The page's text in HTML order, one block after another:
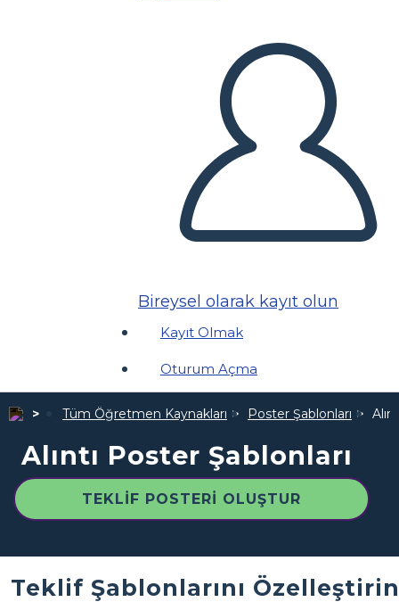
Bireysel olarak kayıt olun
Kayıt Olmak
Oturum Açma
Tüm Öğretmen Kaynakları Poster Şablonları
Alıntı Poster Şablonları
TEKLIF POSTERI OLUŞTUR
Teklif Şablonlarını Özelleştirin